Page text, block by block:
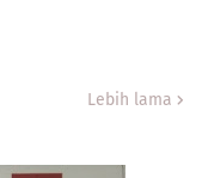
Lebih lama